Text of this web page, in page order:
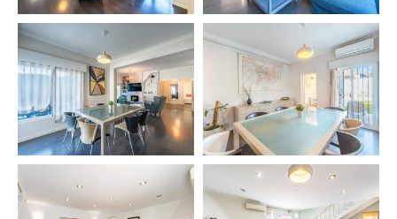
✔️ Niñera 👶
✔️ Excursiones 🚤
✔️ Alquiler y paseos en barco ⛴️
✔️ Tours privados – Sevilla, Granada, Córdoba, Mijas,
Ronda 🏰
✔️ Green Fees de golf ⛳
✔️ Alquiler de coches 🚗
✔️ Servicios de limpieza adicionales 🧹
✔️ Clases de yoga 🧘‍♀️
✔️ Masajes tailandés o ayurvédico 💆